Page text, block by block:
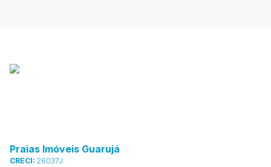
Praias Imóveis Guarujá
CRECI: 26037J